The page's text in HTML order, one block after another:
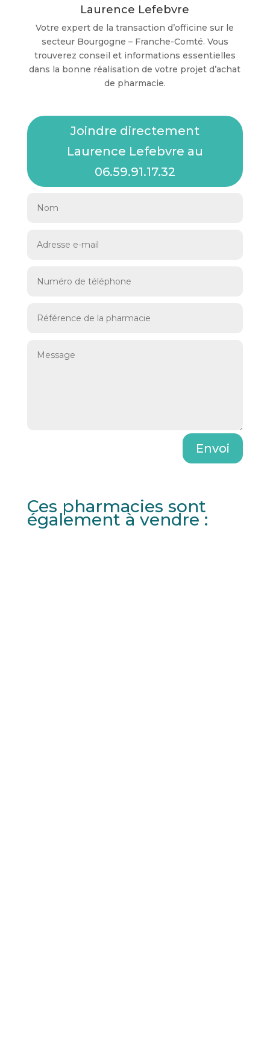
Laurence Lefebvre
Votre expert de la transaction d’officine sur le
secteur Bourgogne – Franche-Comté. Vous
trouverez conseil et informations essentielles
dans la bonne réalisation de votre projet d’achat
de pharmacie.
Joindre directement
Laurence Lefebvre au
06.59.91.17.32
Envoi
Ces pharmacies sont
également à vendre :